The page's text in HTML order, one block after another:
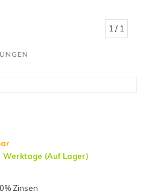
1 / 1
Werktage (Auf Lager)
Zinsen